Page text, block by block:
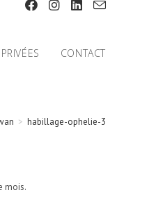
CONTACT
> habillage-ophelie-3
mois.